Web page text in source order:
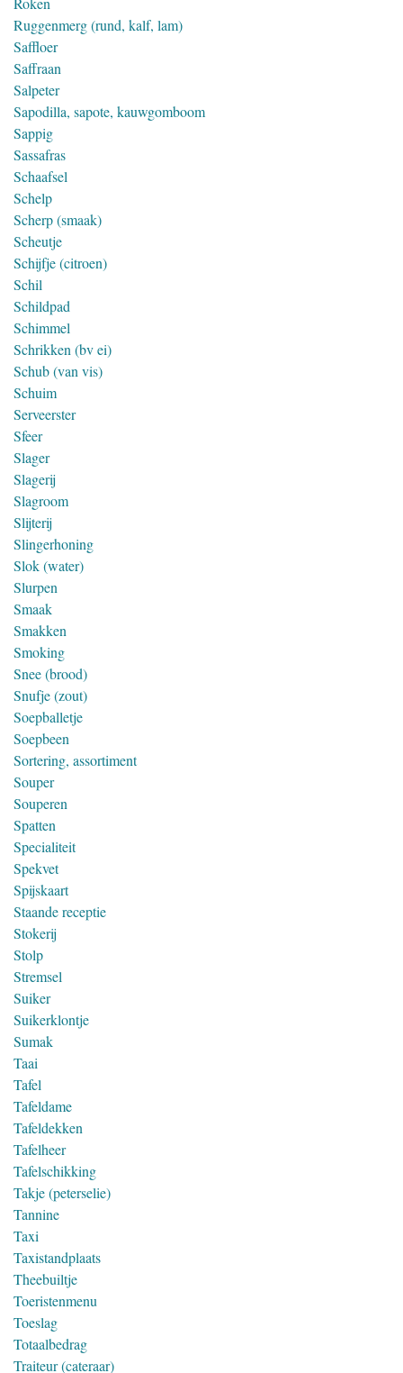
Ruggenmerg (rund, kalf, lam)
Saffloer
Saffraan
Salpeter
Sapodilla, sapote, kauwgomboom
Sappig
Sassafras
Schaafsel
Schelp
Scherp (smaak)
Scheutje
Schijfje (citroen)
Schil
Schildpad
Schimmel
Schrikken (bv ei)
Schub (van vis)
Schuim
Serveerster
Sfeer
Slager
Slagerij
Slagroom
Slijterij
Slingerhoning
Slok (water)
Slurpen
Smaak
Smakken
Smoking
Snee (brood)
Snufje (zout)
Soepballetje
Soepbeen
Sortering, assortiment
Souper
Souperen
Spatten
Specialiteit
Spekvet
Spijskaart
Staande receptie
Stokerij
Stolp
Stremsel
Suiker
Suikerklontje
Sumak
Taai
Tafel
Tafeldame
Tafeldekken
Tafelheer
Tafelschikking
Takje (peterselie)
Tannine
Taxi
Taxistandplaats
Theebuiltje
Toeristenmenu
Toeslag
Totaalbedrag
Traiteur (cateraar)